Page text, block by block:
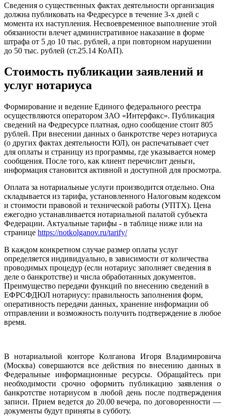
Сведения о существенных фактах деятельности организация
должна публиковать на Федресурсе в течение 3-х дней с
момента их наступления. Несвоевременное выполнение этой
обязанности влечет административное наказание в форме
штрафа от 5 до 10 тыс. рублей, а при повторном нарушении
до 50 тыс. рублей (ст.25.14 КоАП).
Стоимость публикации заявлений и
услуг нотариуса
Формирование и ведение Единого федерального реестра
осуществляются оператором ЗАО «Интерфакс». Публикация
сведений на Федресурсе платная, одно сообщение стоит 805
рублей. При внесении данных о банкротстве через нотариуса
(о других фактах деятельности ЮЛ), он распечатывает счет
для оплаты и страницу из программы, где указывается номер
сообщения. После того, как клиент перечислит деньги,
информация становится активной и доступной для просмотра.
Оплата за нотариальные услуги производится отдельно. Она
складывается из тарифа, установленного Налоговым кодексом
и стоимости правовой и технической работы (УПТХ). Цена
ежегодно устанавливается нотариальной палатой субъекта
Федерации. Актуальные тарифы - в таблице ниже или на
странице https://notkolganov.ru/tarify/
В каждом конкретном случае размер оплаты услуг
определяется индивидуально, в зависимости от количества
проводимых процедур (если нотариус заполняет сведения в
деле о банкротстве) и числа обработанных документов.
Преимущество передачи функций по внесению сведений в
ЕФРСФДЮЛ нотариусу: правильность заполнения форм,
оперативность передачи данных, хранение информации об
отправлении и возможность получить подтверждение в любое
время.
В нотариальной конторе Колганова Игоря Владимировича
(Москва) совершаются все действия по внесению данных в
Федеральные информационные ресурсы. Обращайтесь при
необходимости срочно оформить публикацию заявления о
банкротстве нотариусом в любой день после подтверждения
записи. Прием ведется до 20.00 вечера, по договоренности —
документы будут приняты в субботу.